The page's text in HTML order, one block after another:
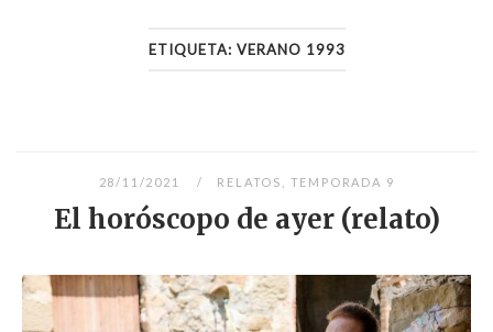
ETIQUETA: VERANO 1993
28/11/2021 RELATOS TEMPORADA 9
El horóscopo de ayer (relato)